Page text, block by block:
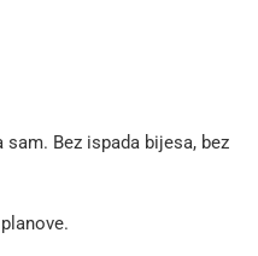
Bez ispada bijesa, bez